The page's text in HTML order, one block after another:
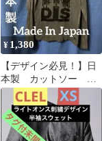
¥ 1,380
【デザイン必見！】日
本製 カットソー
DISREV